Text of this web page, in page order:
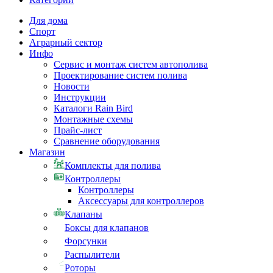
Для дома
Спорт
Аграрный сектор
Инфо
Сервис и монтаж систем автополива
Проектирование систем полива
Новости
Инструкции
Каталоги Rain Bird
Монтажные схемы
Прайс-лист
Сравнение оборудования
Магазин
Комплекты для полива
Контроллеры
Контроллеры
Аксессуары для контроллеров
Клапаны
Боксы для клапанов
Форсунки
Распылители
Роторы